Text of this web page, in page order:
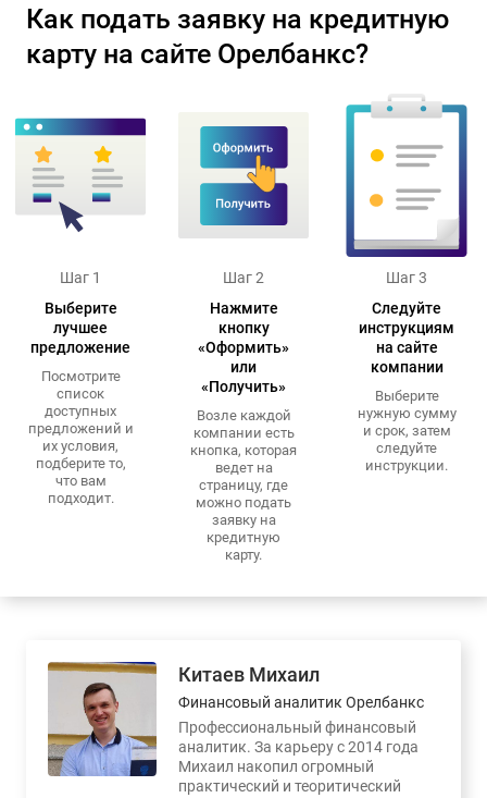
Как подать заявку на кредитную
карту на сайте Орелбанкс?
Шаг 1
Выберите
лучшее
предложение
Посмотрите
список
доступных
предложений и
их условия,
подберите то,
что вам
подходит.
Шаг 2
Нажмите
кнопку
«Оформить»
или
«Получить»
Возле каждой
компании есть
кнопка, которая
ведет на
страницу, где
можно подать
заявку на
кредитную
карту.
Шаг 3
Следуйте
инструкциям
на сайте
компании
Выберите
нужную сумму
и срок, затем
следуйте
инструкции.
Китаев Михаил
Финансовый аналитик Орелбанкс
Профессиональный финансовый
аналитик. За карьеру с 2014 года
Михаил накопил огромный
практический и теоритический